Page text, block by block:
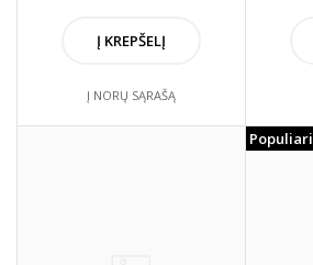
Į KREPŠELĮ
Į NORŲ SĄRAŠĄ
Populiari